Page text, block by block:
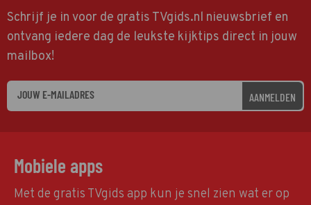
Schrijf je in voor de gratis TVgids.nl nieuwsbrief en
ontvang iedere dag de leukste kijktips direct in jouw
mailbox!
AANMELDEN
Mobiele apps
Met de gratis TVgids app kun je snel zien wat er op